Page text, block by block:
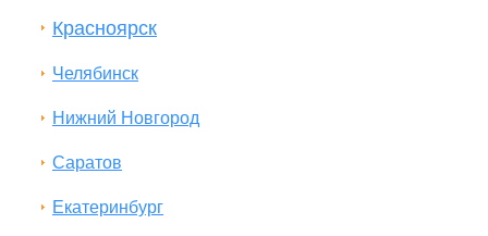
Красноярск
Челябинск
Нижний Новгород
Саратов
Екатеринбург